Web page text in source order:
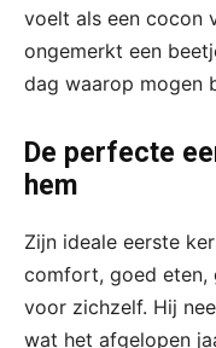
voelt als een cocon
ongemerkt een
dag waarop mogen
De perfecte
hem
Zijn ideale eerste
comfort, goed eten,
voor zichzelf. Hij
wat het afgelopen